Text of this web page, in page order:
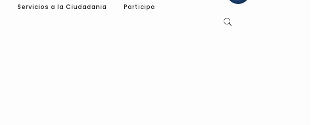
Servicios a la Ciudadania Participa